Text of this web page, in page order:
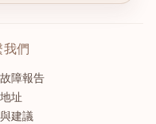
我們
障報告
址
建議